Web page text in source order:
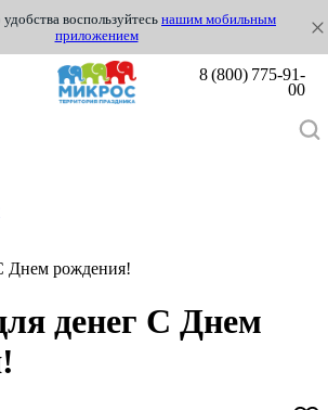
воспользуйтесь нашим мобильным
приложением
8 (800) 775-91-
00
Днем рождения!
денег С Днем